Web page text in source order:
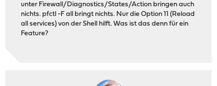
unter Firewall/Diagnostics/States/Action bringen auch
nichts. pfctl -F all bringt nichts. Nur die Option 11 (Reload
all services) von der Shell hilft. Was ist das denn für ein
Feature?